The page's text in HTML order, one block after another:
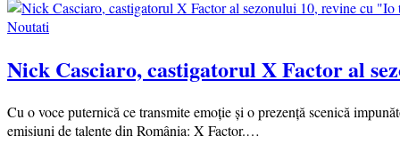
Noutati
Nick Casciaro, castigatorul X Factor al
Cu o voce puternică ce transmite emoție și o prezență scenică
emisiuni de talente din România: X Factor.…